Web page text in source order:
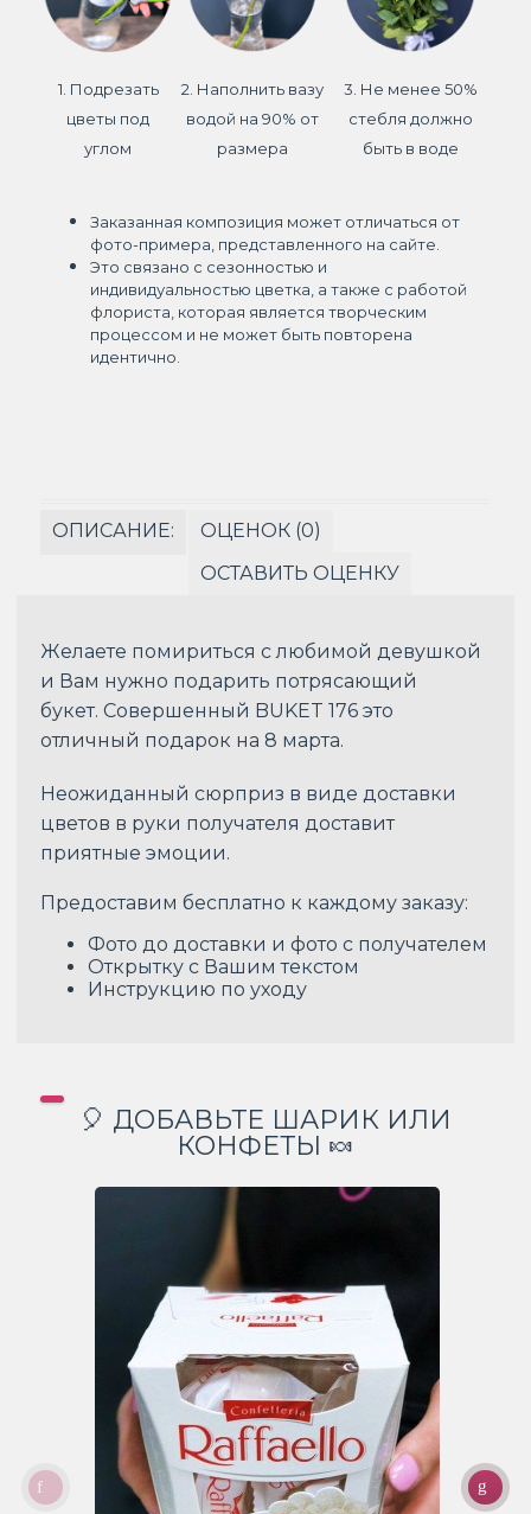
1. Подрезать
цветы под
углом
2. Наполнить вазу
водой на 90% от
размера
3. Не менее 50%
стебля должно
быть в воде
Заказанная композиция может отличаться от
фото-примера, представленного на сайте.
Это связано с сезонностью и
индивидуальностью цветка, а также с работой
флориста, которая является творческим
процессом и не может быть повторена
идентично.
ОПИСАНИЕ:
ОЦЕНОК (0)
ОСТАВИТЬ ОЦЕНКУ
Желаете помириться с любимой девушкой
и Вам нужно подарить потрясающий
букет. Совершенный BUKET 176 это
отличный подарок на 8 марта.
Неожиданный сюрприз в виде доставки
цветов в руки получателя доставит
приятные эмоции.
Предоставим бесплатно к каждому заказу:
Фото до доставки и фото с получателем
Открытку с Вашим текстом
Инструкцию по уходу
🎈 ДОБАВЬТЕ ШАРИК ИЛИ
КОНФЕТЫ 🍬